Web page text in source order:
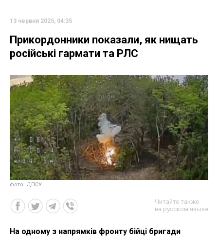
13 червня 2025, 04:35
Прикордонники показали, як нищать
російські гармати та РЛС
фото: ДПСУ
Читайте также
на русском языке
На одному з напрямків фронту бійці бригади